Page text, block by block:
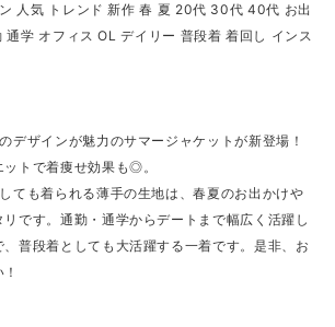
人気 トレンド 新作 春 夏 20代 30代 40代 お出
通学 オフィス OL デイリー 普段着 着回し インス
デザインが魅力のサマージャケットが新登場！
トで着痩せ効果も◎。
ても着られる薄手の生地は、春夏のお出かけや
です。通勤・通学からデートまで幅広く活躍し
、普段着としても大活躍する一着です。是非、お